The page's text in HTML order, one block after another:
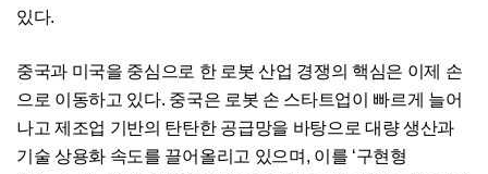
있다.
중국과 미국을 중심으로 한 로봇 산업 경쟁의 핵심은 이제 손
으로 이동하고 있다. 중국은 로봇 손 스타트업이 빠르게 늘어
나고 제조업 기반의 탄탄한 공급망을 바탕으로 대량 생산과
기술 상용화 속도를 끌어올리고 있으며, 이를 ‘구현형